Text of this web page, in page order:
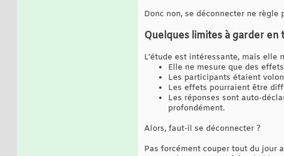
Donc non, se déconnecter ne
Quelques limites à garder en
L’étude est intéressante, mais
Elle ne mesure que des
Les participants étaient
Les effets pourraient être
Les réponses sont auto-
profondément.
Alors, faut-il se déconnecter ?
Pas forcément couper tout du jour